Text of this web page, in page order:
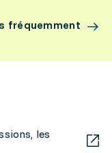
fréquemment
les